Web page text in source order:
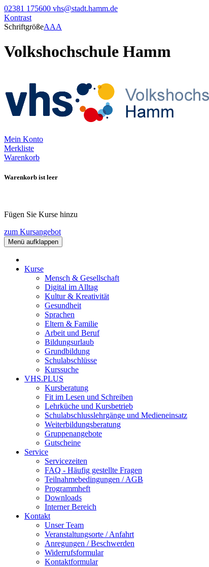
02381 175600 vhs@stadt.hamm.de
Kontrast
SchriftgrößeAAA
Volkshochschule Hamm
Mein Konto
Merkliste
Warenkorb
Warenkorb ist leer
Fügen Sie Kurse hinzu
zum Kursangebot
Menü aufklappen
Kurse
Mensch & Gesellschaft
Digital im Alltag
Kultur & Kreativität
Gesundheit
Sprachen
Eltern & Familie
Arbeit und Beruf
Bildungsurlaub
Grundbildung
Schulabschlüsse
Kurssuche
VHS.PLUS
Kursberatung
Fit im Lesen und Schreiben
Lehrküche und Kursbetrieb
Schulabschlusslehrgänge und Medieneinsatz
Weiterbildungsberatung
Gruppenangebote
Gutscheine
Service
Servicezeiten
FAQ - Häufig gestellte Fragen
Teilnahmebedingungen / AGB
Programmheft
Downloads
Interner Bereich
Kontakt
Unser Team
Veranstaltungsorte / Anfahrt
Anregungen / Beschwerden
Widerrufsformular
Kontaktformular